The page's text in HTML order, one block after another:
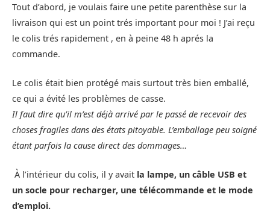
Tout d’abord, je voulais faire une petite parenthèse sur la
livraison qui est un point trés important pour moi ! J’ai reçu
le colis trés rapidement , en à peine 48 h aprés la
commande.
Le colis était bien protégé mais surtout très bien emballé,
ce qui a évité les problèmes de casse.
Il faut dire qu’il m’est déjà arrivé par le passé de recevoir des
choses fragiles dans des états pitoyable. L’emballage peu soigné
étant parfois la cause direct des dommages…
À l’intérieur du colis, il y avait la lampe, un câble USB et
un socle pour recharger, une télécommande et le mode
d’emploi.